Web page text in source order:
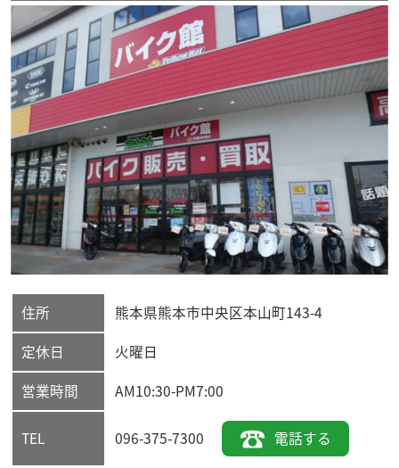
住所 熊本県熊本市中央区本山町143-4
定休日
火曜日
営業時間
AM10:30-PM7:00
TEL 096-375-7300 電話する